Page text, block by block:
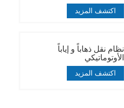
اكتشف المزيد
نظام نقل ذهاباً و إياباً
الأوتوماتيكي
اكتشف المزيد